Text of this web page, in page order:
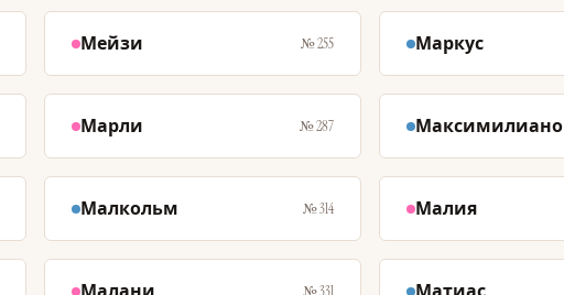
Мейзи № 255 Маркус
Марли № 287 Максимилиано
Малкольм № 314 Малия
№ 331